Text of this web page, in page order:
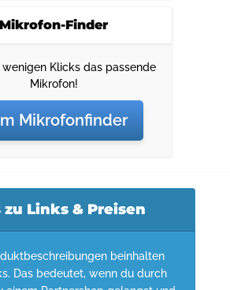
Mikrofon-Finder
wenigen Klicks das passende
Mikrofon!
Mikrofonfinder
zu Links & Preisen
beinhalten
Das bedeutet, wenn du durch